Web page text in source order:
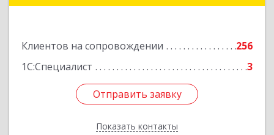
Клиентов на сопровождении
256
1С:Специалист
3
Отправить заявку
Показать контакты
Отправить заявку
Назад